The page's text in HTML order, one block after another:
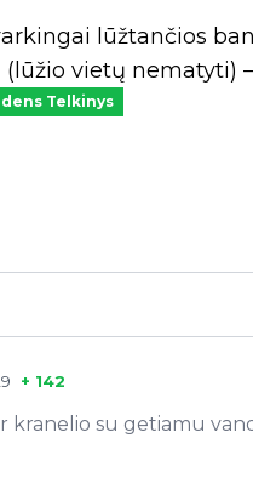
lūžtančios
vietų nematyti)
Telkinys
+ 142
kranelio su getiamu